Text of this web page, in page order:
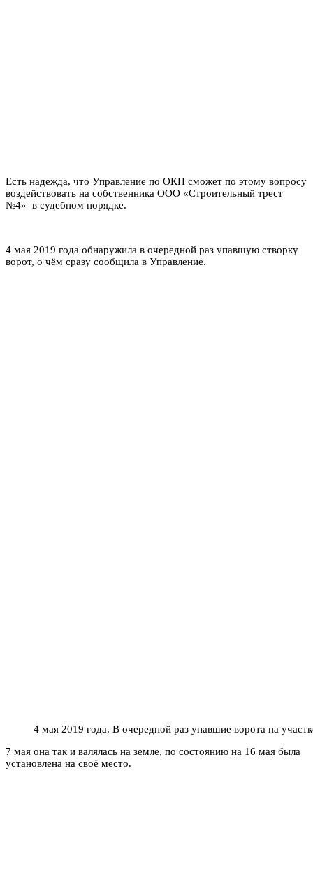
Есть надежда, что Управление по ОКН сможет по этому вопросу
воздействовать на собственника ООО «Строительный трест
№4» в судебном порядке.
4 мая 2019 года обнаружила в очередной раз упавшую створку
ворот, о чём сразу сообщила в Управление.
4 мая 2019 года. В очередной раз упавшие ворота на
7 мая она так и валялась на земле, по состоянию на 16 мая была
установлена на своё место.